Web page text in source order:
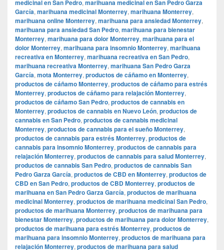
medicinal en San Pedro, marihuana medicinal en San Pedro Garza
García, marihuana medicinal Monterrey, marihuana Monterrey,
marihuana online Monterrey, marihuana para ansiedad Monterrey,
marihuana para ansiedad San Pedro, marihuana para bienestar
Monterrey, marihuana para dolor Monterrey, marihuana para el
dolor Monterrey, marihuana para insomnio Monterrey, marihuana
recreativa en Monterrey, marihuana recreativa en San Pedro,
marihuana recreativa Monterrey, marihuana San Pedro Garza
García, mota Monterrey, productos de cáñamo en Monterrey,
productos de cáñamo Monterrey, productos de cáñamo para estrés
Monterrey, productos de cáñamo para relajación Monterrey,
productos de cáñamo San Pedro, productos de cannabis en
Monterrey, productos de cannabis en Nuevo León, productos de
cannabis en San Pedro, productos de cannabis medicinal
Monterrey, productos de cannabis para el sueño Monterrey,
productos de cannabis para estrés Monterrey, productos de
cannabis para insomnio Monterrey, productos de cannabis para
relajación Monterrey, productos de cannabis para salud Monterrey,
productos de cannabis San Pedro, productos de cannabis San
Pedro Garza García, productos de CBD en Monterrey, productos de
CBD en San Pedro, productos de CBD Monterrey, productos de
marihuana en San Pedro Garza García, productos de marihuana
medicinal Monterrey, productos de marihuana medicinal San Pedro,
productos de marihuana Monterrey, productos de marihuana para
bienestar Monterrey, productos de marihuana para dolor Monterrey,
productos de marihuana para estrés Monterrey, productos de
marihuana para insomnio Monterrey, productos de marihuana para
relajación Monterrey, productos de marihuana para salud